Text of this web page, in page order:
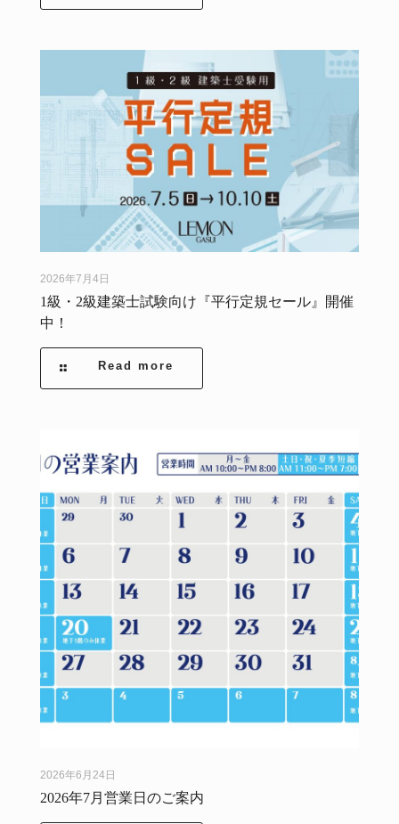
2026年7月4日
1級・2級建築士試験向け『平行定規セール』開催
中！
Read more
2026年6月24日
2026年7月営業日のご案内